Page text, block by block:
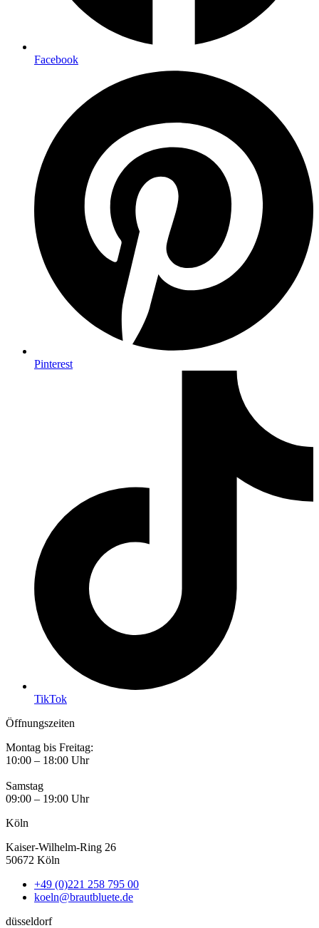
Facebook
Pinterest
TikTok
Öffnungszeiten
Montag bis Freitag:
10:00 – 18:00 Uhr
Samstag
09:00 – 19:00 Uhr
Köln
Kaiser-Wilhelm-Ring 26
50672 Köln
+49 (0)221 258 795 00
koeln@brautbluete.de
düsseldorf